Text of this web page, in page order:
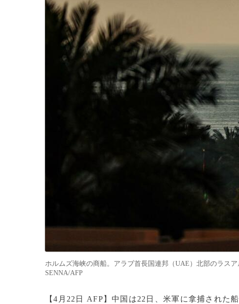
ホルムズ海峡の商船。アラブ首長国連邦（UAE）北部のラス
SENNA/AFP
【4月22日 AFP】中国は22日、米軍に拿捕された